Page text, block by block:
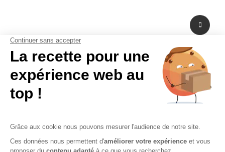
A propos de nous
Fabricant de PLV en carton et fabricant de stand modulaire, Bikom est situé
dans les Yvelines en Ile-de-France. A peine à 20 mn de Paris La Défense,
Bikom peut fabriquer et livrer dans l'urgence. Proposant une large gamme
de produits et services, de la création graphique à la fabrication en passant
16 ans, Bikom accompagne les entreprises pour communiquer efficacement